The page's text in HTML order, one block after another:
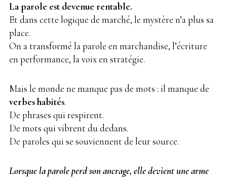
La parole est devenue rentable.
Et dans cette logique de marché, le mystère n’a plus sa
place.
On a transformé la parole en marchandise, l’écriture
en performance, la voix en stratégie.
Mais le monde ne manque pas de mots : il manque de
verbes habités.
De phrases qui respirent.
De mots qui vibrent du dedans.
De paroles qui se souviennent de leur source.
Lorsque la parole perd son ancrage, elle devient une arme